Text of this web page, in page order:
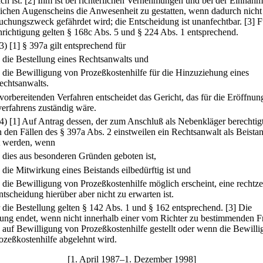
Augenscheins die Anwesenheit zu gestatten, wenn dadurch
gefährdet wird; die Entscheidung ist unanfechtbar. [3]
gelten § 168c Abs. 5 und § 224 Abs. 1 entsprechend.
[1] § 397a gilt entsprechend für
die Bestellung eines Rechtsanwalts und
die Bewilligung von Prozeßkostenhilfe für die Hinzuziehung eines
Verfahren entscheidet das Gericht, das für die
zuständig wäre.
[1] Auf Antrag dessen, der zum Anschluß als Nebenkläger
den Fällen des § 397a Abs. 2 einstweilen ein Rechtsanwalt als
werden, wenn
dies aus besonderen Gründen geboten ist,
die Mitwirkung eines Beistands eilbedürftig ist und
die Bewilligung von Prozeßkostenhilfe möglich erscheint, eine
hierüber aber nicht zu erwarten ist.
Bestellung gelten § 142 Abs. 1 und § 162 entsprechend. [3] Die
endet, wenn nicht innerhalb einer vom Richter zu bestimmenden
Bewilligung von Prozeßkostenhilfe gestellt oder wenn die
abgelehnt wird.
[1. April 1987–1. Dezember 1998]